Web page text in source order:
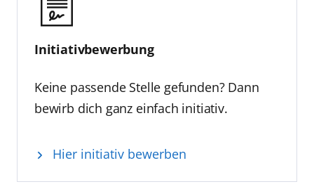
Initiativbewerbung
Keine passende Stelle gefunden? Dann
bewirb dich ganz einfach initiativ.
Hier initiativ bewerben